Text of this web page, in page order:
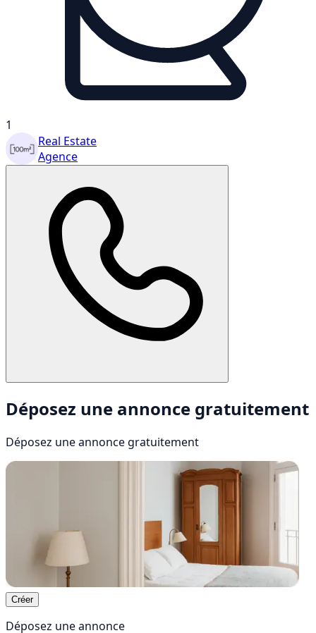
1
Real Estate
Agence
Déposez une annonce gratuitement
Déposez une annonce gratuitement
Créer
Déposez une annonce